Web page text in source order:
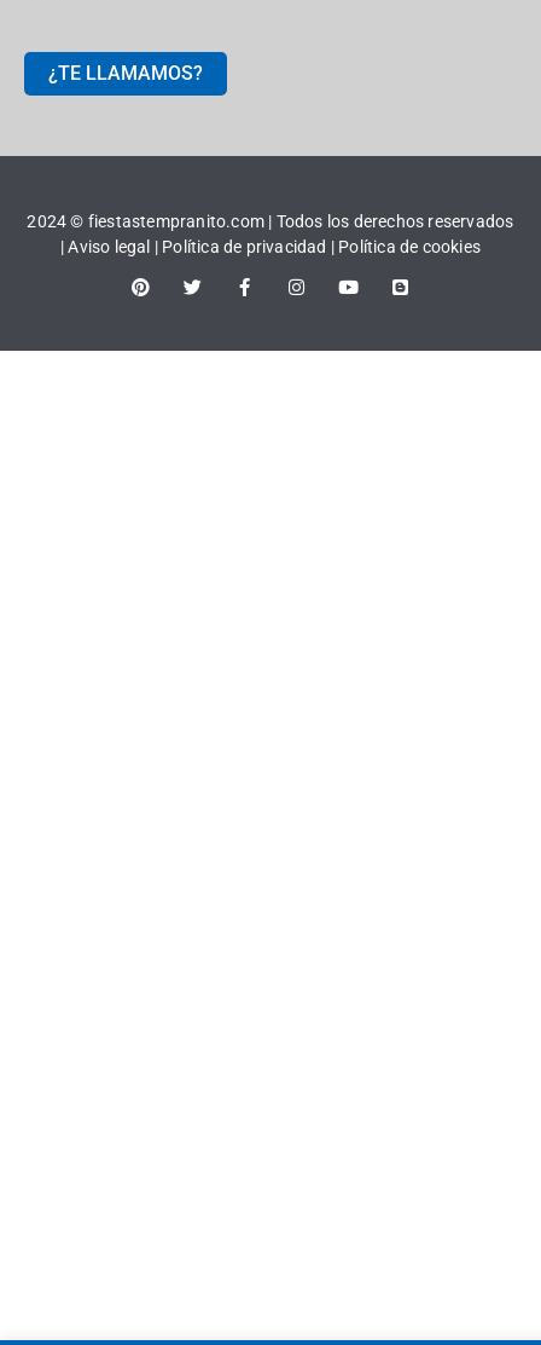
¿TE LLAMAMOS?
2024 © fiestastempranito.com | Todos los derechos reservados
|Aviso legal | Política de privacidad | Política de cookies